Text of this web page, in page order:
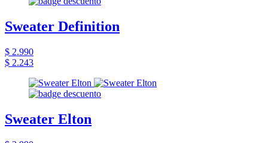
Sweater Definition
$ 2.990
$ 2.243
Sweater Elton